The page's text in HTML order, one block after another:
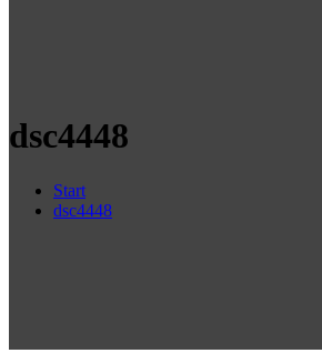
dsc4448
Start
dsc4448